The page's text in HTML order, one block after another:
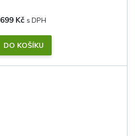
699 Kč
DO KOŠÍKU